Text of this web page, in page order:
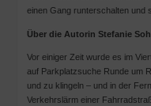
einen Gang runterschalten und
Über die Autorin Stefanie
Vor einiger Zeit wurde es im
auf Parkplatzsuche Runde um
und zu klingeln – und in der
Verkehrslärm einer